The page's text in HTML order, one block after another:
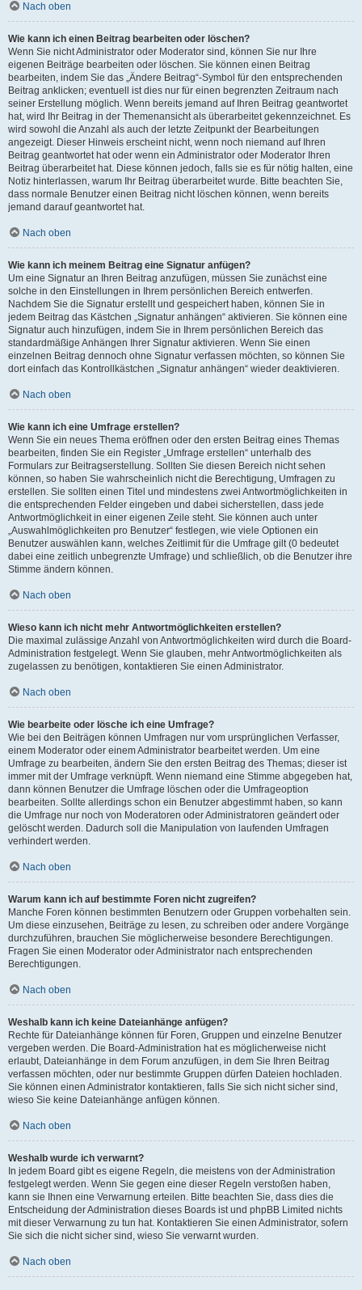
Nach oben
Wie kann ich einen Beitrag bearbeiten oder löschen?
Wenn Sie nicht Administrator oder Moderator sind, können Sie nur Ihre
eigenen Beiträge bearbeiten oder löschen. Sie können einen Beitrag
bearbeiten, indem Sie das „Ändere Beitrag“-Symbol für den entsprechenden
Beitrag anklicken; eventuell ist dies nur für einen begrenzten Zeitraum nach
seiner Erstellung möglich. Wenn bereits jemand auf Ihren Beitrag geantwortet
hat, wird Ihr Beitrag in der Themenansicht als überarbeitet gekennzeichnet. Es
wird sowohl die Anzahl als auch der letzte Zeitpunkt der Bearbeitungen
angezeigt. Dieser Hinweis erscheint nicht, wenn noch niemand auf Ihren
Beitrag geantwortet hat oder wenn ein Administrator oder Moderator Ihren
Beitrag überarbeitet hat. Diese können jedoch, falls sie es für nötig halten, eine
Notiz hinterlassen, warum Ihr Beitrag überarbeitet wurde. Bitte beachten Sie,
dass normale Benutzer einen Beitrag nicht löschen können, wenn bereits
jemand darauf geantwortet hat.
Nach oben
Wie kann ich meinem Beitrag eine Signatur anfügen?
Um eine Signatur an Ihren Beitrag anzufügen, müssen Sie zunächst eine
solche in den Einstellungen in Ihrem persönlichen Bereich entwerfen.
Nachdem Sie die Signatur erstellt und gespeichert haben, können Sie in
jedem Beitrag das Kästchen „Signatur anhängen“ aktivieren. Sie können eine
Signatur auch hinzufügen, indem Sie in Ihrem persönlichen Bereich das
standardmäßige Anhängen Ihrer Signatur aktivieren. Wenn Sie einen
einzelnen Beitrag dennoch ohne Signatur verfassen möchten, so können Sie
dort einfach das Kontrollkästchen „Signatur anhängen“ wieder deaktivieren.
Nach oben
Wie kann ich eine Umfrage erstellen?
Wenn Sie ein neues Thema eröffnen oder den ersten Beitrag eines Themas
bearbeiten, finden Sie ein Register „Umfrage erstellen“ unterhalb des
Formulars zur Beitragserstellung. Sollten Sie diesen Bereich nicht sehen
können, so haben Sie wahrscheinlich nicht die Berechtigung, Umfragen zu
erstellen. Sie sollten einen Titel und mindestens zwei Antwortmöglichkeiten in
die entsprechenden Felder eingeben und dabei sicherstellen, dass jede
Antwortmöglichkeit in einer eigenen Zeile steht. Sie können auch unter
„Auswahlmöglichkeiten pro Benutzer“ festlegen, wie viele Optionen ein
Benutzer auswählen kann, welches Zeitlimit für die Umfrage gilt (0 bedeutet
dabei eine zeitlich unbegrenzte Umfrage) und schließlich, ob die Benutzer ihre
Stimme ändern können.
Nach oben
Wieso kann ich nicht mehr Antwortmöglichkeiten erstellen?
Die maximal zulässige Anzahl von Antwortmöglichkeiten wird durch die Board-
Administration festgelegt. Wenn Sie glauben, mehr Antwortmöglichkeiten als
zugelassen zu benötigen, kontaktieren Sie einen Administrator.
Nach oben
Wie bearbeite oder lösche ich eine Umfrage?
Wie bei den Beiträgen können Umfragen nur vom ursprünglichen Verfasser,
einem Moderator oder einem Administrator bearbeitet werden. Um eine
Umfrage zu bearbeiten, ändern Sie den ersten Beitrag des Themas; dieser ist
immer mit der Umfrage verknüpft. Wenn niemand eine Stimme abgegeben hat,
dann können Benutzer die Umfrage löschen oder die Umfrageoption
bearbeiten. Sollte allerdings schon ein Benutzer abgestimmt haben, so kann
die Umfrage nur noch von Moderatoren oder Administratoren geändert oder
gelöscht werden. Dadurch soll die Manipulation von laufenden Umfragen
verhindert werden.
Nach oben
Warum kann ich auf bestimmte Foren nicht zugreifen?
Manche Foren können bestimmten Benutzern oder Gruppen vorbehalten sein.
Um diese einzusehen, Beiträge zu lesen, zu schreiben oder andere Vorgänge
durchzuführen, brauchen Sie möglicherweise besondere Berechtigungen.
Fragen Sie einen Moderator oder Administrator nach entsprechenden
Berechtigungen.
Nach oben
Weshalb kann ich keine Dateianhänge anfügen?
Rechte für Dateianhänge können für Foren, Gruppen und einzelne Benutzer
vergeben werden. Die Board-Administration hat es möglicherweise nicht
erlaubt, Dateianhänge in dem Forum anzufügen, in dem Sie Ihren Beitrag
verfassen möchten, oder nur bestimmte Gruppen dürfen Dateien hochladen.
Sie können einen Administrator kontaktieren, falls Sie sich nicht sicher sind,
wieso Sie keine Dateianhänge anfügen können.
Nach oben
Weshalb wurde ich verwarnt?
In jedem Board gibt es eigene Regeln, die meistens von der Administration
festgelegt werden. Wenn Sie gegen eine dieser Regeln verstoßen haben,
kann sie Ihnen eine Verwarnung erteilen. Bitte beachten Sie, dass dies die
Entscheidung der Administration dieses Boards ist und phpBB Limited nichts
mit dieser Verwarnung zu tun hat. Kontaktieren Sie einen Administrator, sofern
Sie sich die nicht sicher sind, wieso Sie verwarnt wurden.
Nach oben